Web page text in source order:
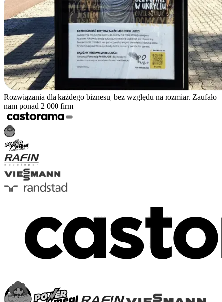
Rozwiązania dla każdego biznesu, bez względu na rozmiar. Zaufało
nam ponad 2 000 firm